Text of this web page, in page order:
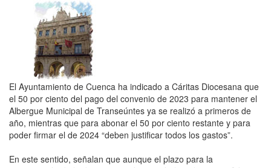
El Ayuntamiento de Cuenca ha indicado a Cáritas Diocesana que
el 50 por ciento del pago del convenio de 2023 para mantener el
Albergue Municipal de Transeúntes ya se realizó a primeros de
año, mientras que para abonar el 50 por ciento restante y para
poder firmar el de 2024 “deben justificar todos los gastos”.
En este sentido, señalan que aunque el plazo para la